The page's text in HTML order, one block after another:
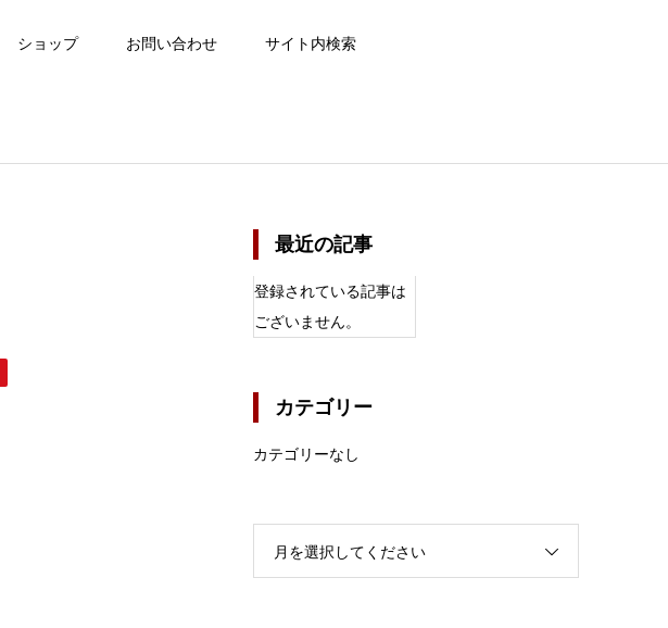
ショップ お問い合わせ サイト内検索
最近の記事
登録されている記事は
ございません。
カテゴリー
カテゴリーなし
月を選択してください